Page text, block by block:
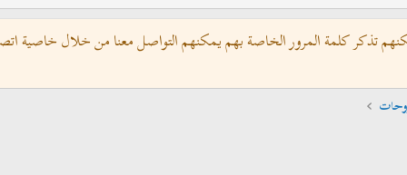
تذكر كلمة المرور الخاصة بهم يمكنهم التواصل معنا من خلال خاصية